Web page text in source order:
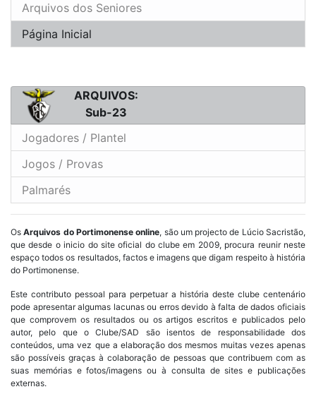
Arquivos dos Seniores
Página Inicial
ARQUIVOS:
Sub-23
Jogadores / Plantel
Jogos / Provas
Palmarés
OsArquivos do Portimonense online, são um projecto de Lúcio Sacristão,
que desde o inicio do site oficial do clube em 2009, procura reunir neste
espaço todos os resultados, factos e imagens que digam respeito à história
do Portimonense.
Este contributo pessoal para perpetuar a história deste clube centenário
pode apresentar algumas lacunas ou erros devido à falta de dados oficiais
que comprovem os resultados ou os artigos escritos e publicados pelo
autor, pelo que o Clube/SAD são isentos de responsabilidade dos
conteúdos, uma vez que a elaboração dos mesmos muitas vezes apenas
são possíveis graças à colaboração de pessoas que contribuem com as
suas memórias e fotos/imagens ou à consulta de sites e publicações
externas.